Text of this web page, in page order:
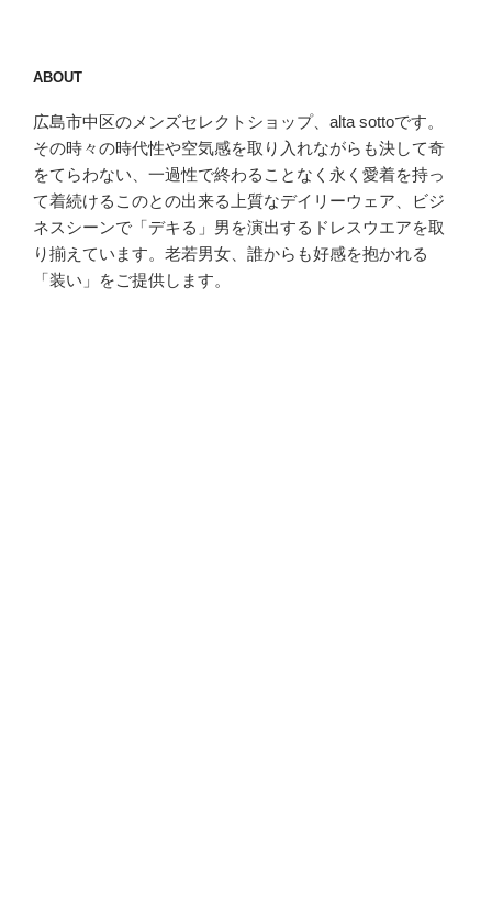
ABOUT
広島市中区のメンズセレクトショップ、alta sottoです。
その時々の時代性や空気感を取り入れながらも決して奇
をてらわない、一過性で終わることなく永く愛着を持っ
て着続けるこのとの出来る上質なデイリーウェア、ビジ
ネスシーンで「デキる」男を演出するドレスウエアを取
り揃えています。老若男女、誰からも好感を抱かれる
「装い」をご提供します。